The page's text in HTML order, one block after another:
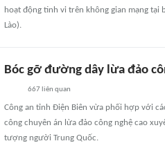
hoạt động tinh vi trên không gian mạng tại
Lào).
Bóc gỡ đường dây lừa đảo
667liên quan
Công an tỉnh Điện Biên vừa phối hợp với
công chuyên án lừa đảo công nghệ cao
tượng người Trung Quốc.